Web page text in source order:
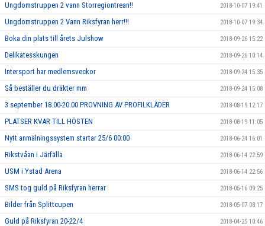
Ungdomstruppen 2 vann Storregiontrean!! 2018-10-07 19:41
Ungdomstruppen 2 Vann Riksfyran herr!!! 2018-10-07 19:34
Boka din plats till årets Julshow 2018-09-26 15:22
Delikatesskungen 2018-09-26 10:14
Intersport har medlemsveckor 2018-09-24 15:35
Så beställer du dräkter mm 2018-09-24 15:08
3 september 18.00-20.00 PROVNING AV PROFILKLÄDER 2018-08-19 12:17
PLATSER KVAR TILL HÖSTEN 2018-08-19 11:05
Nytt anmälningssystem startar 25/6 00:00 2018-06-24 16:01
Rikstvåan i Järfälla 2018-06-14 22:59
USM i Ystad Arena 2018-06-14 22:56
SMS tog guld på Riksfyran herrar 2018-05-16 09:25
Bilder från Splittcupen 2018-05-07 08:17
Guld på Riksfyran 20-22/4 2018-04-25 10:46